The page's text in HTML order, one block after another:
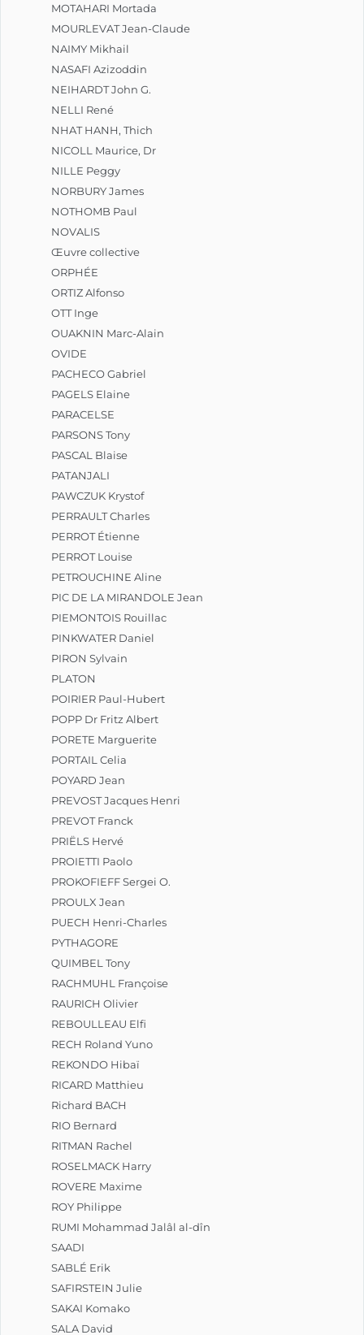
MOTAHARI Mortada
MOURLEVAT Jean-Claude
NAIMY Mikhail
NASAFI Azizoddin
NEIHARDT John G.
NELLI René
NHAT HANH, Thich
NICOLL Maurice, Dr
NILLE Peggy
NORBURY James
NOTHOMB Paul
NOVALIS
Œuvre collective
ORPHÉE
ORTIZ Alfonso
OTT Inge
OUAKNIN Marc-Alain
OVIDE
PACHECO Gabriel
PAGELS Elaine
PARACELSE
PARSONS Tony
PASCAL Blaise
PATANJALI
PAWCZUK Krystof
PERRAULT Charles
PERROT Étienne
PERROT Louise
PETROUCHINE Aline
PIC DE LA MIRANDOLE Jean
PIEMONTOIS Rouillac
PINKWATER Daniel
PIRON Sylvain
PLATON
POIRIER Paul-Hubert
POPP Dr Fritz Albert
PORETE Marguerite
PORTAIL Celia
POYARD Jean
PREVOST Jacques Henri
PREVOT Franck
PRIËLS Hervé
PROIETTI Paolo
PROKOFIEFF Sergei O.
PROULX Jean
PUECH Henri-Charles
PYTHAGORE
QUIMBEL Tony
RACHMUHL Françoise
RAURICH Olivier
REBOULLEAU Elfi
RECH Roland Yuno
REKONDO Hibaï
RICARD Matthieu
Richard BACH
RIO Bernard
RITMAN Rachel
ROSELMACK Harry
ROVERE Maxime
ROY Philippe
RUMI Mohammad Jalâl al-dîn
SAADI
SABLÉ Erik
SAFIRSTEIN Julie
SAKAI Komako
SALA David